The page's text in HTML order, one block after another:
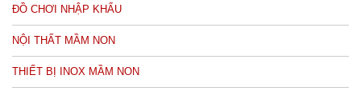
ĐỒ CHƠI NHẬP KHẨU
NỘI THẤT MẦM NON
THIẾT BỊ INOX MẦM NON